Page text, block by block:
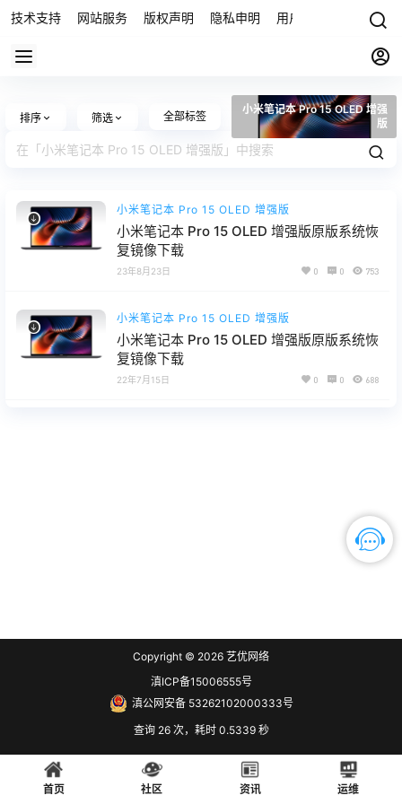
技术支持 网站服务 版权声明 隐私申明 用户协议 联系我们
排序 筛选 全部标签
小米笔记本 Pro 15 OLED 增强
版
小米笔记本 Pro 15 OLED 增强版
小米笔记本 Pro 15 OLED 增强版原版系统恢
复镜像下载
23年8月23日 0 0 753
小米笔记本 Pro 15 OLED 增强版
小米笔记本 Pro 15 OLED 增强版原版系统恢
复镜像下载
22年7月15日 0 0 688
Copyright © 2026 艺优网络
滇ICP备15006555号
滇公网安备 53262102000333号
查询 26 次，耗时 0.5339 秒
首页 社区 资讯 运维